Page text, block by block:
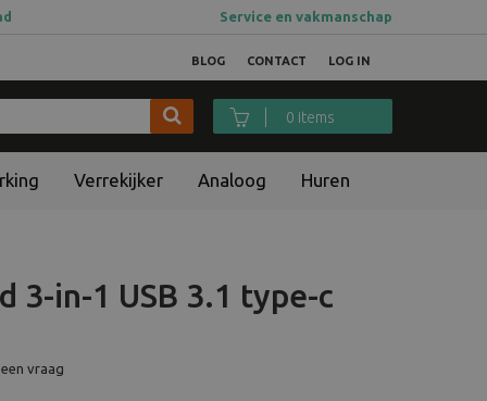
Service en vakmanschap
LOG IN
BLOG CONTACT
0 items
Verrekijker Analoog Huren
3-in-1 USB 3.1 type-c
vraag